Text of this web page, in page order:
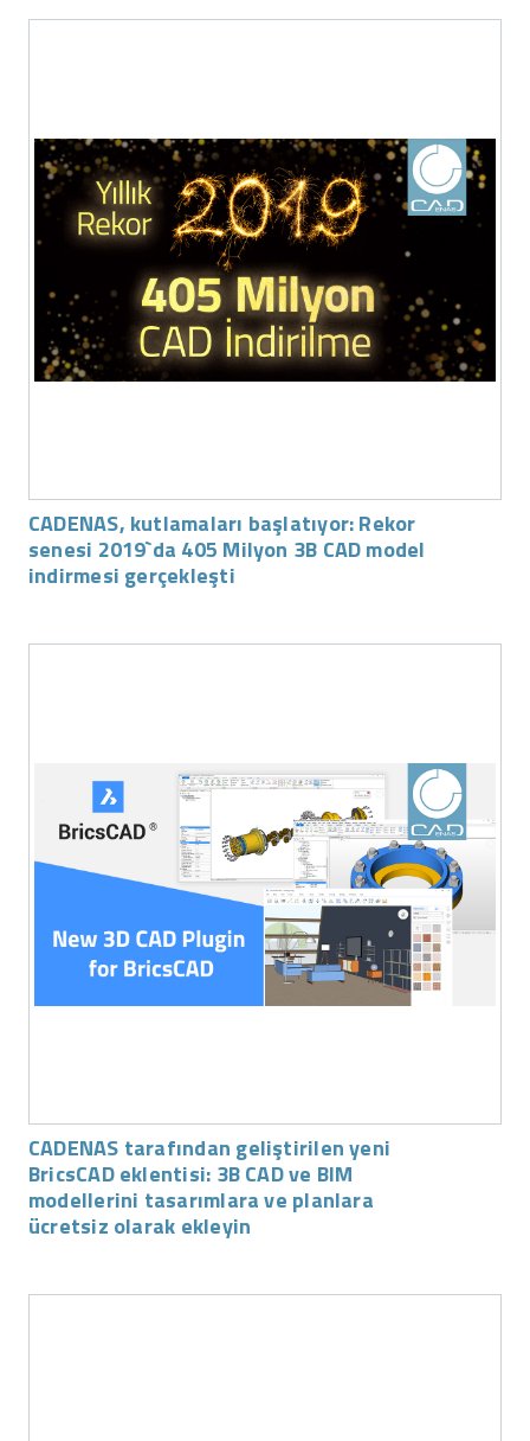
CADENAS, kutlamaları başlatıyor: Rekor
senesi 2019`da 405 Milyon 3B CAD model
indirmesi gerçekleşti
CADENAS tarafından geliştirilen yeni
BricsCAD eklentisi: 3B CAD ve BIM
modellerini tasarımlara ve planlara
ücretsiz olarak ekleyin